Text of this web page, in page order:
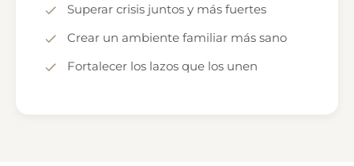
Superar crisis juntos y más fuertes
Crear un ambiente familiar más sano
Fortalecer los lazos que los unen